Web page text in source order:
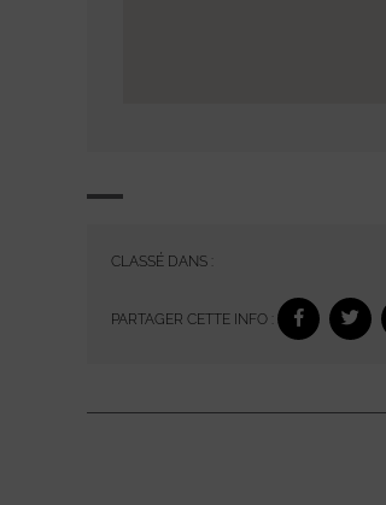
CLASSÉ DANS :
PARTAGER CETTE INFO :